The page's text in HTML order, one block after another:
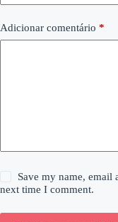
Adicionar comentário *
Save my name, email
next time I comment.